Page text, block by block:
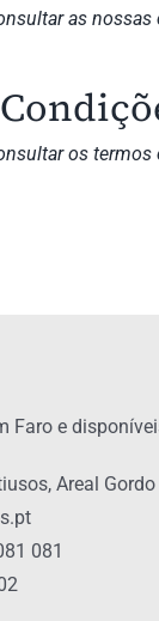
as
os
Faro e
Areal
081